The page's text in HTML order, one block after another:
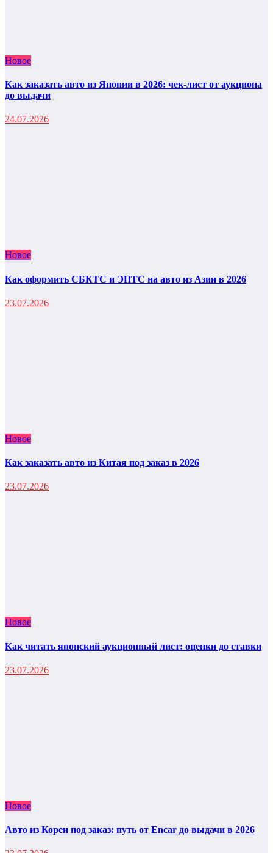
Новое
Как заказать авто из Японии в 2026: чек-лист от аукциона
до выдачи
24.07.2026
Новое
Как оформить СБКТС и ЭПТС на авто из Азии в 2026
23.07.2026
Новое
Как заказать авто из Китая под заказ в 2026
23.07.2026
Новое
Как читать японский аукционный лист: оценки до ставки
23.07.2026
Новое
Авто из Кореи под заказ: путь от Encar до выдачи в 2026